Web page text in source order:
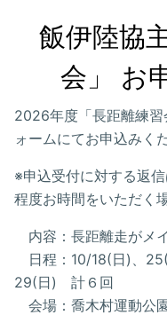
飯伊陸協
会」 お
2026年度「長距離練
ォームにてお申込みく
※申込受付に対する返
程度お時間をいただく
内容：長距離走がメ
日程：10/18(日)、
29(日) 計６回
会場：喬木村運動公